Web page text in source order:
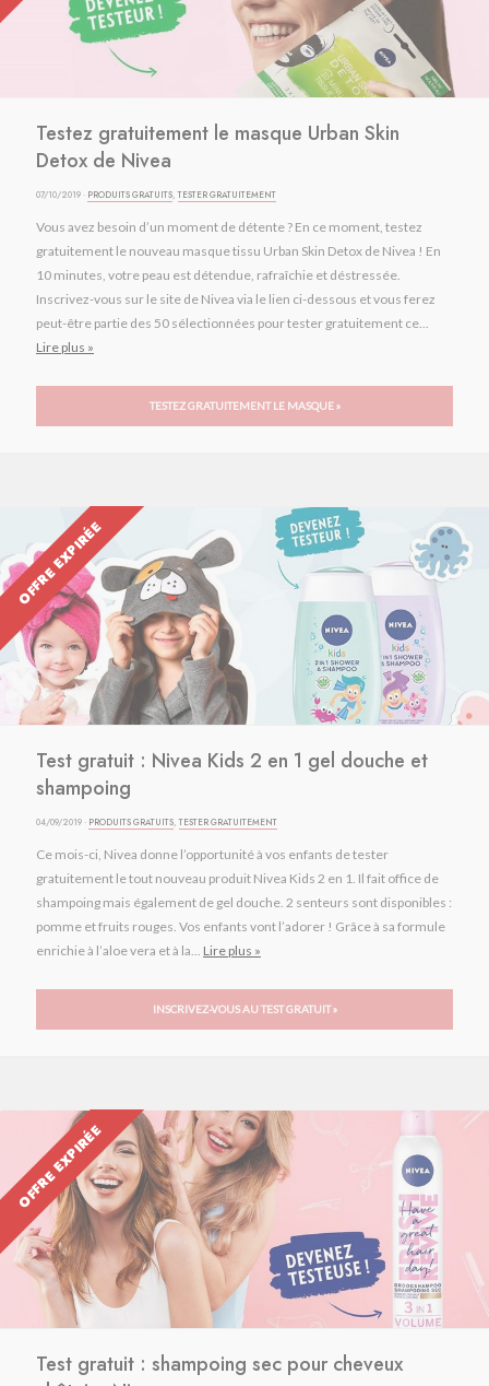
Testez gratuitement le masque Urban Skin
Detox de Nivea
07/10/2019 · PRODUITS GRATUITS,TESTER GRATUITEMENT
Vous avez besoin d’un moment de détente ? En ce moment, testez
gratuitement le nouveau masque tissu Urban Skin Detox de Nivea ! En
10 minutes, votre peau est détendue, rafraîchie et déstressée.
Inscrivez-vous sur le site de Nivea via le lien ci-dessous et vous ferez
peut-être partie des 50 sélectionnées pour tester gratuitement ce...
Lire plus »
TESTEZ GRATUITEMENT LE MASQUE »
OFFRE EXPIRÉE
Test gratuit : Nivea Kids 2 en 1 gel douche et
shampoing
04/09/2019 · PRODUITS GRATUITS,TESTER GRATUITEMENT
Ce mois-ci, Nivea donne l’opportunité à vos enfants de tester
gratuitement le tout nouveau produit Nivea Kids 2 en 1. Il fait office de
shampoing mais également de gel douche. 2 senteurs sont disponibles :
pomme et fruits rouges. Vos enfants vont l’adorer ! Grâce à sa formule
enrichie à l’aloe vera et à la... Lire plus »
INSCRIVEZ-VOUS AU TEST GRATUIT »
OFFRE EXPIRÉE
Test gratuit : shampoing sec pour cheveux